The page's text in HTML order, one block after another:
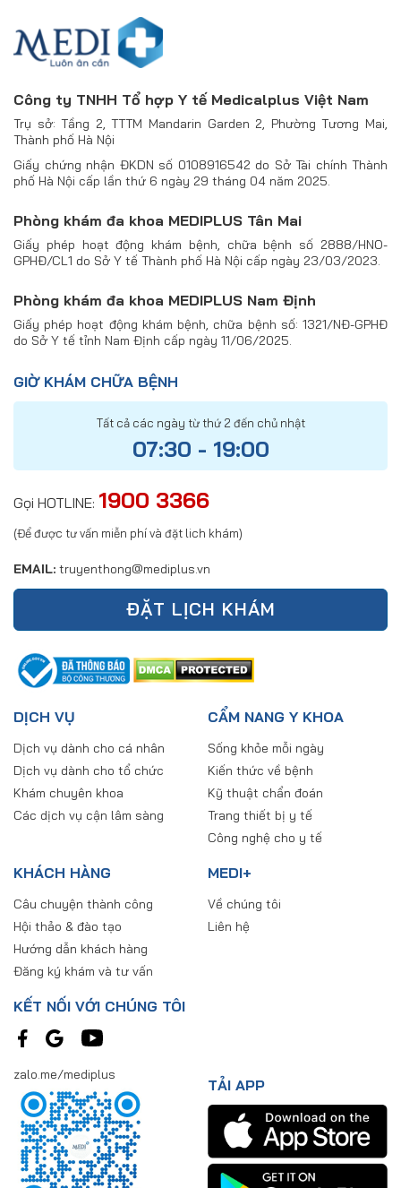
Công ty TNHH Tổ hợp Y tế Medicalplus Việt Nam
Trụ sở: Tầng 2, TTTM Mandarin Garden 2, Phường Tương Mai,
Thành phố Hà Nội
Giấy chứng nhận ĐKDN số 0108916542 do Sở Tài chính Thành
phố Hà Nội cấp lần thứ 6 ngày 29 tháng 04 năm 2025.
Phòng khám đa khoa MEDIPLUS Tân Mai
Giấy phép hoạt động khám bệnh, chữa bệnh số 2888/HNO-
GPHĐ/CL1 do Sở Y tế Thành phố Hà Nội cấp ngày 23/03/2023.
Phòng khám đa khoa MEDIPLUS Nam Định
Giấy phép hoạt động khám bệnh, chữa bệnh số: 1321/NĐ-GPHĐ
do Sở Y tế tỉnh Nam Định cấp ngày 11/06/2025.
GIỜ KHÁM CHỮA BỆNH
Tất cả các ngày từ thứ 2 đến chủ nhật
07:30 - 19:00
Gọi HOTLINE: 1900 3366
(Để được tư vấn miễn phí và đặt lich khám)
EMAIL: truyenthong@mediplus.vn
ĐẶT LỊCH KHÁM
DỊCH VỤ
Dịch vụ dành cho cá nhân
Dịch vụ dành cho tổ chức
Khám chuyên khoa
Các dịch vụ cận lâm sàng
CẨM NANG Y KHOA
Sống khỏe mỗi ngày
Kiến thức về bệnh
Kỹ thuật chẩn đoán
Trang thiết bị y tế
Công nghệ cho y tế
KHÁCH HÀNG
Câu chuyện thành công
Hội thảo & đào tạo
Hướng dẫn khách hàng
Đăng ký khám và tư vấn
MEDI+
Về chúng tôi
Liên hệ
KẾT NỐI VỚI CHÚNG TÔI
zalo.me/mediplus
TẢI APP